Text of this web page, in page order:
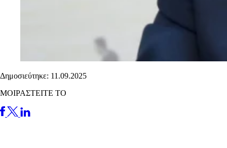
Δημοσιεύτηκε: 11.09.2025
ΜΟΙΡΑΣΤΕΙΤΕ ΤΟ